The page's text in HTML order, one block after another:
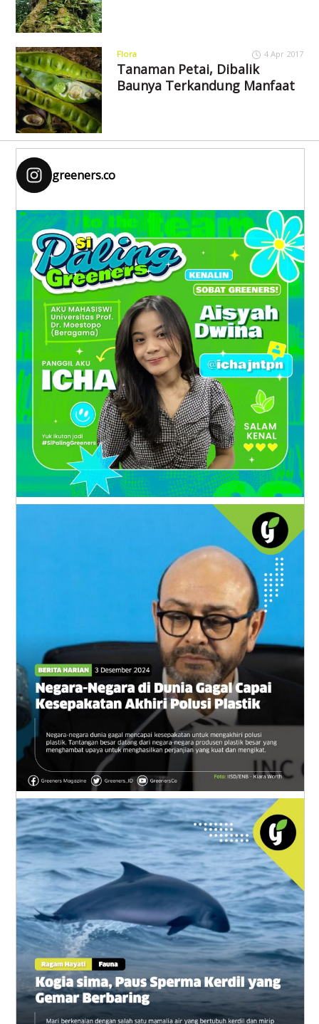
Flora 4 Apr 2017
Tanaman Petai, Dibalik
Baunya Terkandung Manfaat
greeners.co